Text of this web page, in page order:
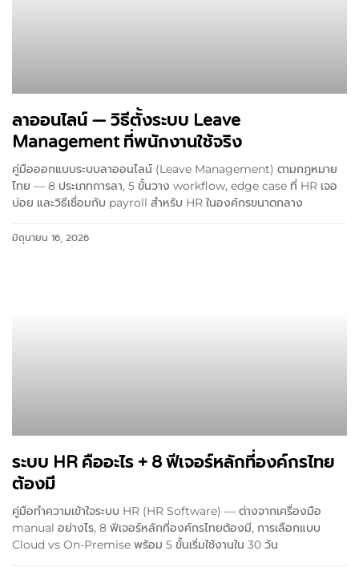
ลาออนไลน์ — วิธีตั้งระบบ Leave
Management ที่พนักงานใช้จริง
คู่มือออกแบบระบบลาออนไลน์ (Leave Management) ตามกฎหมาย
ไทย — 8 ประเภทการลา, 5 ขั้นวาง workflow, edge case ที่ HR เจอ
บ่อย และวิธีเชื่อมกับ payroll สำหรับ HR ในองค์กรขนาดกลาง
มิถุนายน 16, 2026
ระบบ HR คืออะไร + 8 ฟีเจอร์หลักที่องค์กรไทย
ต้องมี
คู่มือทำความเข้าใจระบบ HR (HR Software) — ต่างจากเครื่องมือ
manual อย่างไร, 8 ฟีเจอร์หลักที่องค์กรไทยต้องมี, การเลือกแบบ
Cloud vs On-Premise พร้อม 5 ขั้นเริ่มใช้งานใน 30 วัน